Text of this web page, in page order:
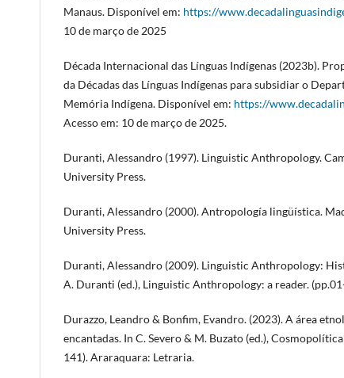
Manaus. Disponível em: https://
10 de março de 2025
Década Internacional das Línguas Indígenas (2023b).
da Décadas das Línguas Indígenas para subsidiar o
Memória Indígena. Disponível em: https://
Acesso em: 10 de março de 2025.
Duranti, Alessandro (1997). Linguistic Anthropology.
University Press.
Duranti, Alessandro (2000). Antropología lingüística.
University Press.
Duranti, Alessandro (2009). Linguistic Anthropology:
A. Duranti (ed.), Linguistic Anthropology: a reader.
Durazzo, Leandro & Bonfim, Evandro. (2023). A área
encantadas. In C. Severo & M. Buzato (ed.),
141). Araraquara: Letraria.